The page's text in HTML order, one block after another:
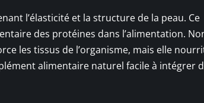
l’élasticité et la structure de la peau. Ce
des protéines dans l’alimentation.
les tissus de l’organisme, mais elle
alimentaire naturel facile à intégrer